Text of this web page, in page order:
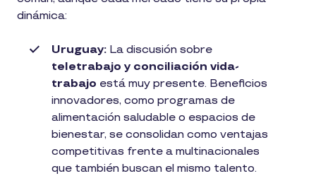
dinámica:
Uruguay: La discusión sobre
teletrabajo y conciliación vida-
trabajo está muy presente. Beneficios
innovadores, como programas de
alimentación saludable o espacios de
bienestar, se consolidan como ventajas
competitivas frente a multinacionales
que también buscan el mismo talento.